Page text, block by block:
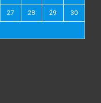
27 28 29 30